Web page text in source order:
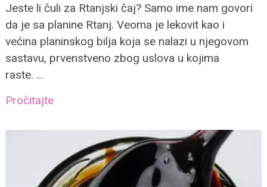
Jeste li čuli za Rtanjski čaj? Samo ime nam govori
da je sa planine Rtanj. Veoma je lekovit kao i
većina planinskog bilja koja se nalazi u njegovom
sastavu, prvenstveno zbog uslova u kojima
raste. …
Pročitajte